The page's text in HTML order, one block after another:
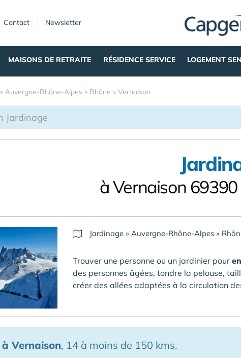
Contact Newsletter
MAISONS DE RETRAITE RÉSIDENCE SERVICE LOGEMENT
» Auvergne-Rhône-Alpes » Rhône » Vernaison
à Vernaison
Jardinage » Auvergne-Rhône-Alpes »
Trouver une personne ou un jardinier pour
des personnes âgées, tondre la pelouse,
créer des allées adaptées à la circulation
à Vernaison, 14 à moins de 150 kms.